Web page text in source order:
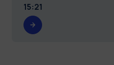
15:21